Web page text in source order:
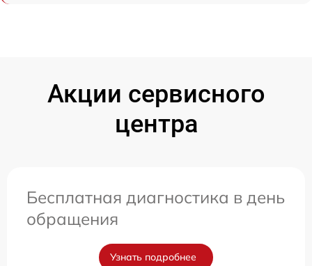
Акции сервисного
центра
Бесплатная диагностика в день
обращения
Узнать подробнее